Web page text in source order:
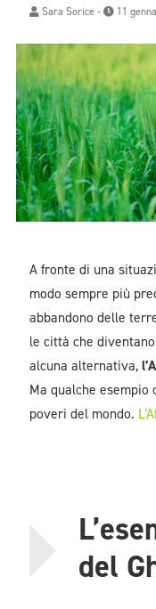
Sara Sorice- 11
A fronte di una
modo sempre più
abbandono delle
le città che
alcuna alternativa,
Ma qualche esempio
poveri del mondo.
del